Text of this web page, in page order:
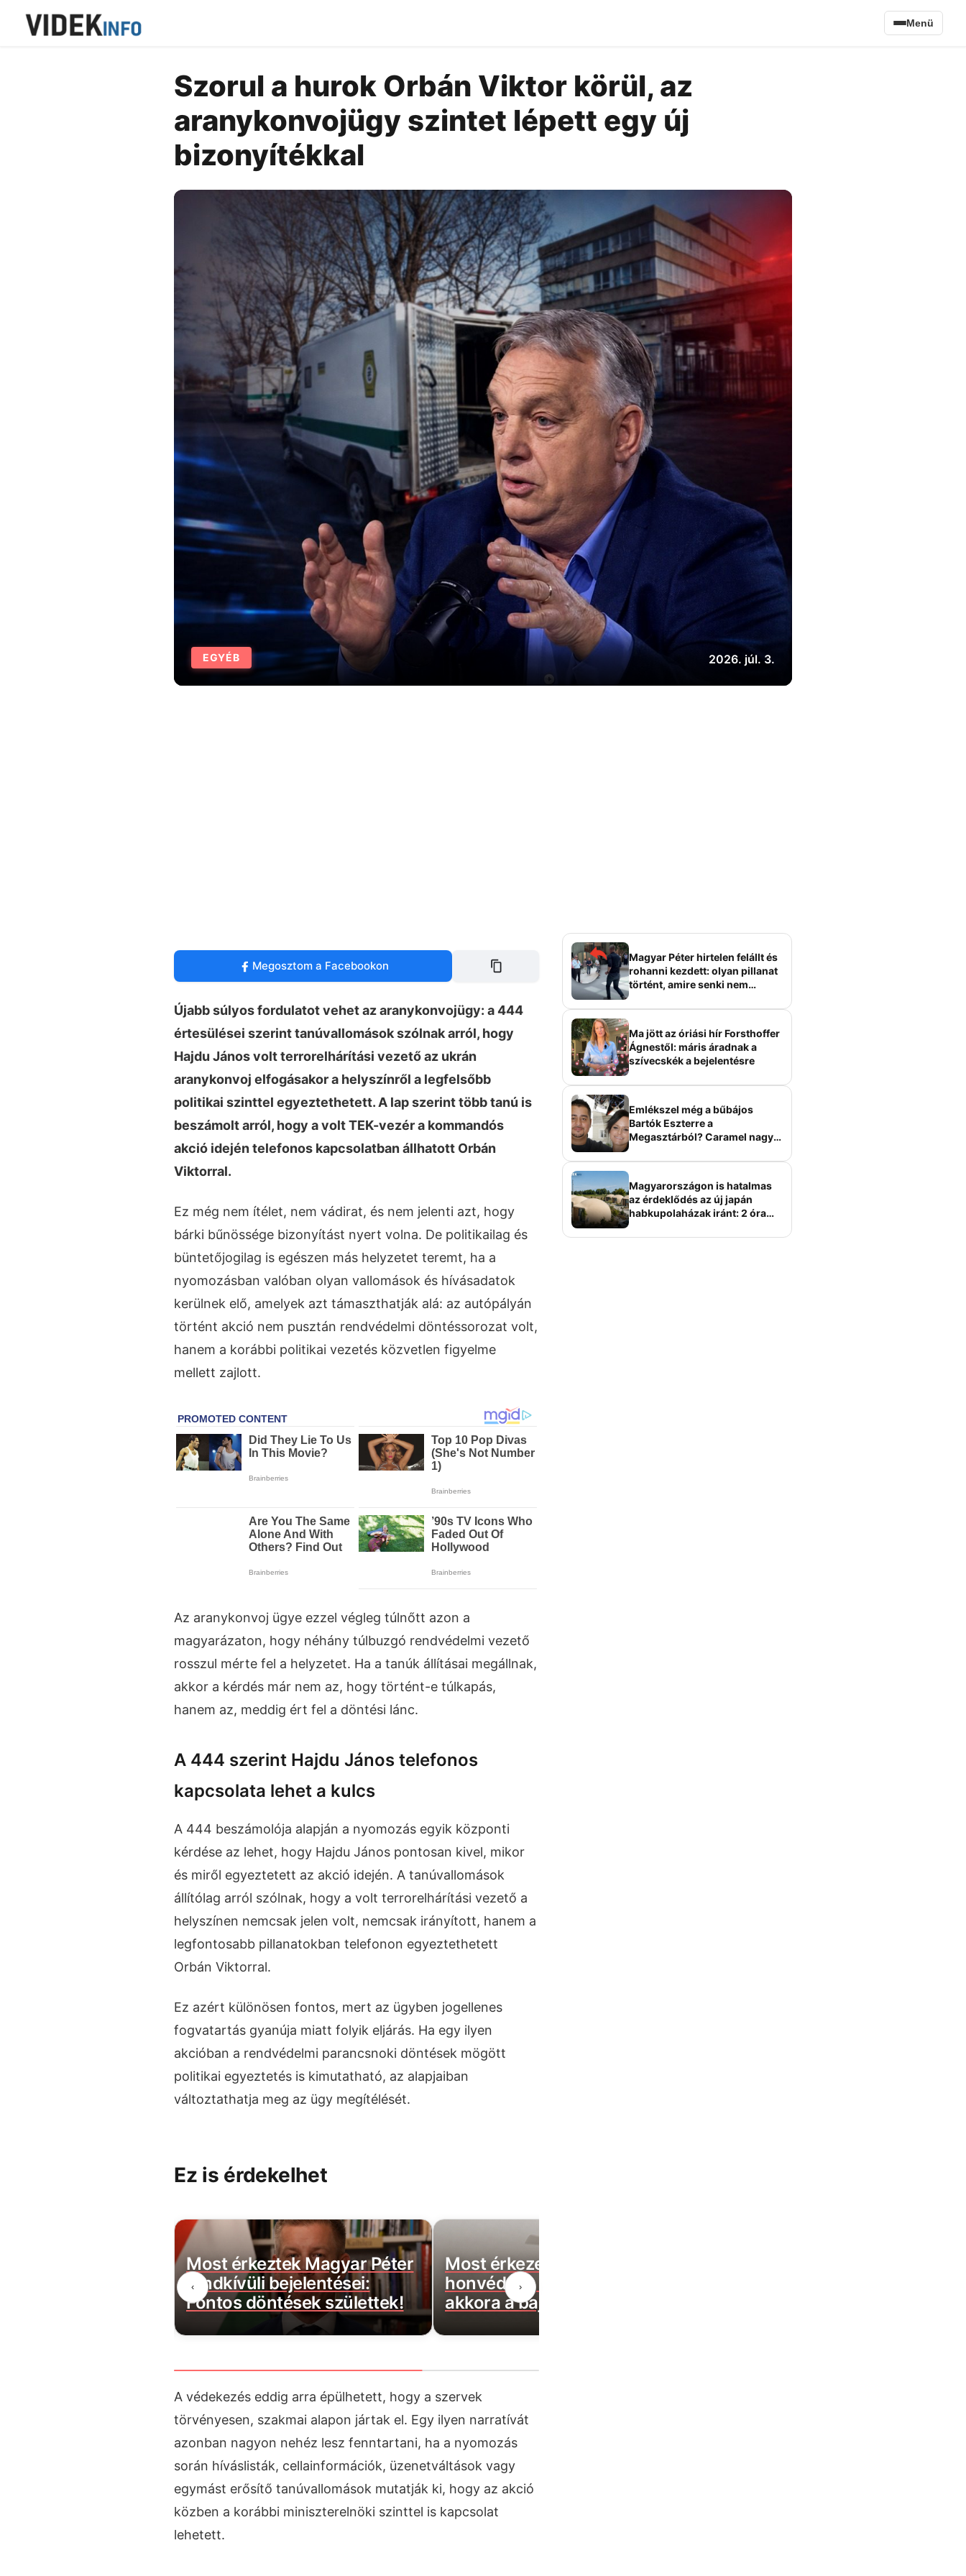
Menü
Szorul a hurok Orbán Viktor körül, az
aranykonvojügy szintet lépett egy új
bizonyítékkal
EGYÉB 2026. júl. 3.
Megosztom a Facebookon
Újabb súlyos fordulatot vehet az aranykonvojügy: a 444
értesülései szerint tanúvallomások szólnak arról, hogy
Hajdu János volt terrorelhárítási vezető az ukrán
aranykonvoj elfogásakor a helyszínről a legfelsőbb
politikai szinttel egyeztethetett. A lap szerint több tanú is
beszámolt arról, hogy a volt TEK-vezér a kommandós
akció idején telefonos kapcsolatban állhatott Orbán
Viktorral.
Ez még nem ítélet, nem vádirat, és nem jelenti azt, hogy
bárki bűnössége bizonyítást nyert volna. De politikailag és
büntetőjogilag is egészen más helyzetet teremt, ha a
nyomozásban valóban olyan vallomások és hívásadatok
kerülnek elő, amelyek azt támaszthatják alá: az autópályán
történt akció nem pusztán rendvédelmi döntéssorozat volt,
hanem a korábbi politikai vezetés közvetlen figyelme
mellett zajlott.
Az aranykonvoj ügye ezzel végleg túlnőtt azon a
magyarázaton, hogy néhány túlbuzgó rendvédelmi vezető
rosszul mérte fel a helyzetet. Ha a tanúk állításai megállnak,
akkor a kérdés már nem az, hogy történt-e túlkapás,
hanem az, meddig ért fel a döntési lánc.
A 444 szerint Hajdu János telefonos
kapcsolata lehet a kulcs
A 444 beszámolója alapján a nyomozás egyik központi
kérdése az lehet, hogy Hajdu János pontosan kivel, mikor
és miről egyeztetett az akció idején. A tanúvallomások
állítólag arról szólnak, hogy a volt terrorelhárítási vezető a
helyszínen nemcsak jelen volt, nemcsak irányított, hanem a
legfontosabb pillanatokban telefonon egyeztethetett
Orbán Viktorral.
Ez azért különösen fontos, mert az ügyben jogellenes
fogvatartás gyanúja miatt folyik eljárás. Ha egy ilyen
akcióban a rendvédelmi parancsnoki döntések mögött
politikai egyeztetés is kimutatható, az alapjaiban
változtathatja meg az ügy megítélését.
Ez is érdekelhet
‹
Most érkeztek Magyar Péter
rendkívüli bejelentései:
Fontos döntések születtek!
Most érkezett: Felszálltak a
honvédség helikopterei,
akkora a baj
›
A védekezés eddig arra épülhetett, hogy a szervek
törvényesen, szakmai alapon jártak el. Egy ilyen narratívát
azonban nagyon nehéz lesz fenntartani, ha a nyomozás
során híváslisták, cellainformációk, üzenetváltások vagy
egymást erősítő tanúvallomások mutatják ki, hogy az akció
közben a korábbi miniszterelnöki szinttel is kapcsolat
lehetett.
Magyar Péter hirtelen felállt és
rohanni kezdett: olyan pillanat
történt, amire senki nem
Ma jött az óriási hír Forsthoffer
Ágnestől: máris áradnak a
szívecskék a bejelentésre
Emlékszel még a bűbájos
Bartók Eszterre a
Megasztárból? Caramel nagy
Magyarországon is hatalmas
az érdeklődés az új japán
habkupolaházak iránt: 2 óra
elképesztő áron hirdetik őket